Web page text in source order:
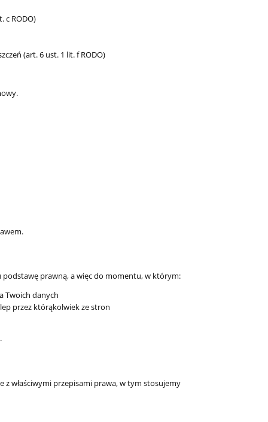
c RODO)
(art. 6 ust. 1 lit. f RODO)
prawną, a więc do momentu, w którym:
Twoich danych
przez którąkolwiek ze stron
właściwymi przepisami prawa, w tym stosujemy